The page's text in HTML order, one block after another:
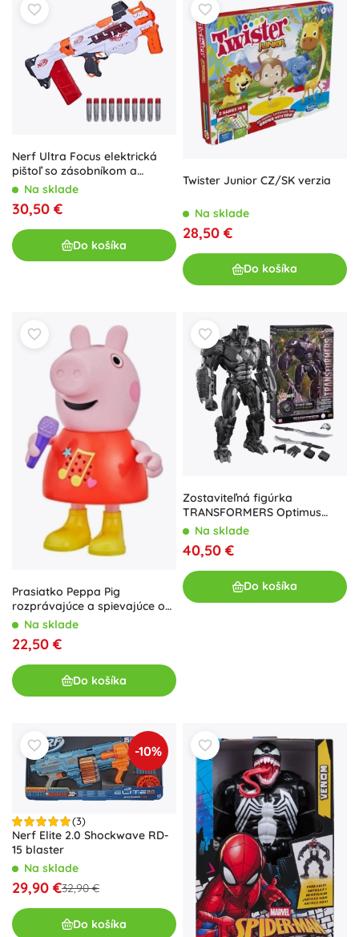
Nerf Ultra Focus elektrická
pištoľ so zásobníkom a
penovými nábojmi
Na sklade
30,50 €
Do košíka
Twister Junior CZ/SK verzia
Na sklade
28,50 €
Do košíka
Prasiatko Peppa Pig
rozprávajúce a spievajúce od
Hasbro
Na sklade
22,50 €
Do košíka
Zostaviteľná figúrka
TRANSFORMERS Optimus
Primal AMK 22 cm od HASBRO
Na sklade
40,50 €
Do košíka
-10%
(3)
Nerf Elite 2.0 Shockwave RD-
15 blaster
Na sklade
29,90 €32,90 €
Do košíka